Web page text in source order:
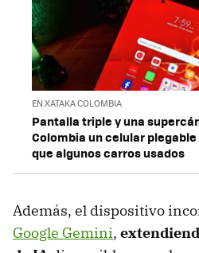
EN XATAKA COLOMBIA
Pantalla triple y una
Colombia un celular
que algunos carros usados
Además, el dispositivo
Google Gemini,